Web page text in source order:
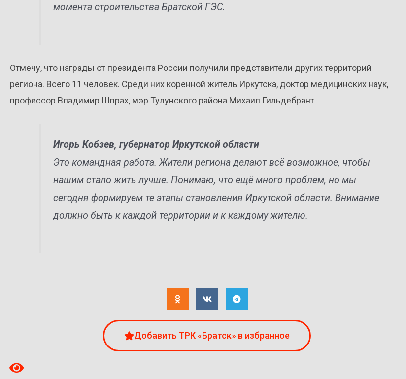
момента строительства Братской ГЭС.
Отмечу, что награды от президента России получили представители других территорий
региона. Всего 11 человек. Среди них коренной житель Иркутска, доктор медицинских наук,
профессор Владимир Шпрах, мэр Тулунского района Михаил Гильдебрант.
Игорь Кобзев, губернатор Иркутской области
Это командная работа. Жители региона делают всё возможное, чтобы
нашим стало жить лучше. Понимаю, что ещё много проблем, но мы
сегодня формируем те этапы становления Иркутской области. Внимание
должно быть к каждой территории и к каждому жителю.
Добавить ТРК «Братск» в избранное